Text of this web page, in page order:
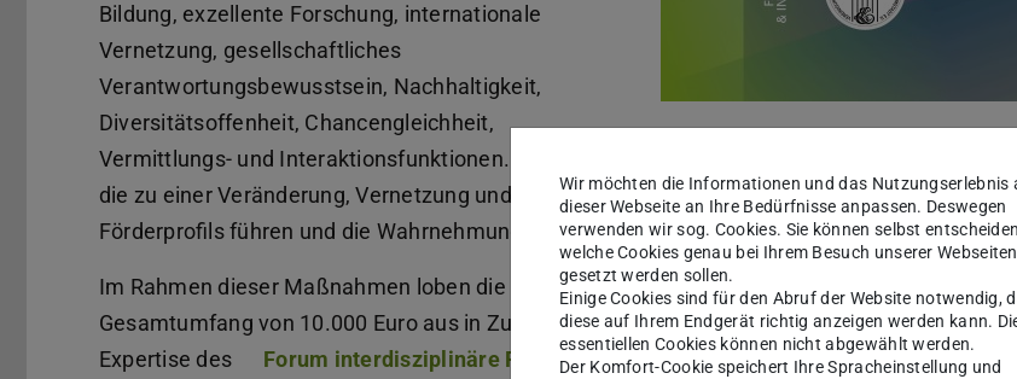
Bildung, exzellente Forschung, internationale
Vernetzung, gesellschaftliches
Verantwortungsbewusstsein, Nachhaltigkeit,
Diversitätsoffenheit, Chancengleichheit,
Vermittlungs- und Interaktionsfunktionen. Die Vereinigung fördert insbesondere Aktivitäten,
die zu einer Veränderung, Vernetzung und Informationsgewinnung in Richtung dieses
Förderprofils führen und die Wahrnehmung der TU Darmstadt erhöhen.
Im Rahmen dieser Maßnahmen loben die Freunde der TU Darmstadt Preise im
Gesamtumfang von 10.000 Euro aus in Zusammenarbeit und mit der Unterstützung der
Expertise des
Forum interdisziplinäre Forschung (FiF) und des
Büros für Nachhaltigkeit
Wir möchten die Informationen und das Nutzungserlebnis
dieser Webseite an Ihre Bedürfnisse anpassen. Deswegen
verwenden wir sog. Cookies. Sie können selbst
welche Cookies genau bei Ihrem Besuch unserer Webseiten
gesetzt werden sollen.
Einige Cookies sind für den Abruf der Website notwendig,
diese auf Ihrem Endgerät richtig anzeigen werden kann.
essentiellen Cookies können nicht abgewählt werden.
Der Komfort-Cookie speichert Ihre Spracheinstellung und